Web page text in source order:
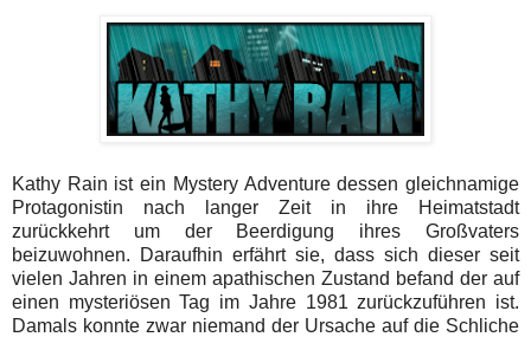
Kathy Rain ist ein Mystery Adventure dessen gleichnamige
Protagonistin nach langer Zeit in ihre Heimatstadt
zurückkehrt um der Beerdigung ihres Großvaters
beizuwohnen. Daraufhin erfährt sie, dass sich dieser seit
vielen Jahren in einem apathischen Zustand befand der auf
einen mysteriösen Tag im Jahre 1981 zurückzuführen ist.
Damals konnte zwar niemand der Ursache auf die Schliche